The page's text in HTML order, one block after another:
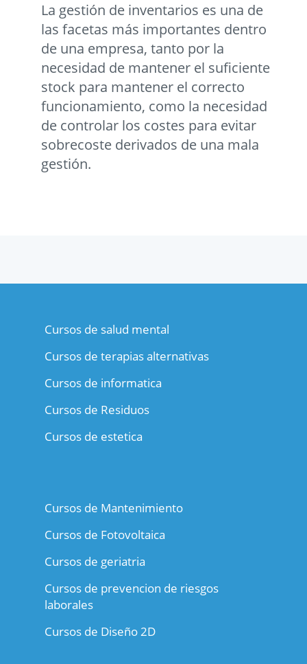
La gestión de inventarios es una de
las facetas más importantes dentro
de una empresa, tanto por la
necesidad de mantener el suficiente
stock para mantener el correcto
funcionamiento, como la necesidad
de controlar los costes para evitar
sobrecoste derivados de una mala
gestión.
Cursos de salud mental
Cursos de terapias alternativas
Cursos de informatica
Cursos de Residuos
Cursos de estetica
Cursos de Mantenimiento
Cursos de Fotovoltaica
Cursos de geriatria
Cursos de prevencion de riesgos
laborales
Cursos de Diseño 2D